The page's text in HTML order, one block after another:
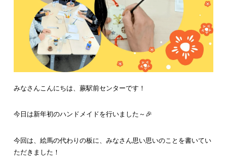
みなさんこんにちは、蕨駅前センターです！
今日は新年初のハンドメイドを行いました～🎉
今回は、絵馬の代わりの板に、みなさん思い思いのことを書いてい
ただきました！